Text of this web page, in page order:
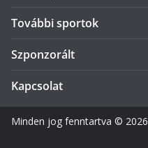
További sportok
Szponzorált
Kapcsolat
Minden jog fenntartva © 2026